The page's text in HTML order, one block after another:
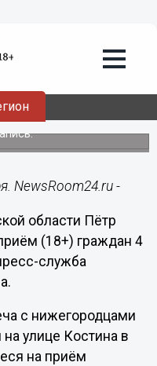
Пётр
4 октября
NewsRoom24.ru -
области Пётр
(18+) граждан 4
служба
с нижегородцами
на улице Костина в
на приём